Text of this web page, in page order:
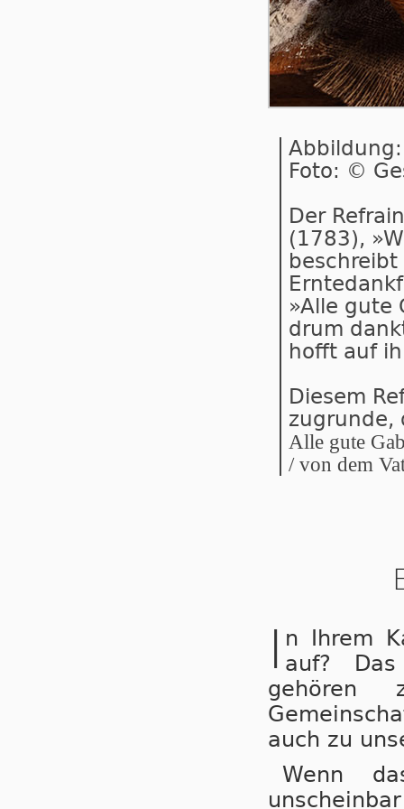
Foto: ©
Der
(1783),
»Alle gute
drum
hofft auf
Diesem
zugrunde,
Alle gute
/ von dem
I n Ihrem
auf?
gehören
auch zu
Wenn